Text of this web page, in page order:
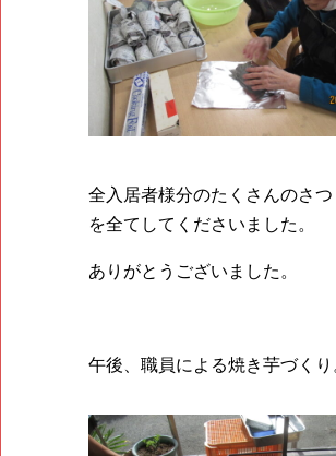
全入居者様分のたくさんのさ
を全てしてくださいました。
ありがとうございました。
午後、職員による焼き芋づくり